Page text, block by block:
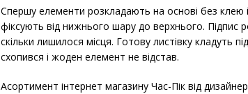
Спершу елементи розкладають на основі без клею
фіксують від нижнього шару до верхнього.
скільки лишилося місця. Готову листівку кладуть
схопився і жоден елемент не відстав.
Асортимент інтернет магазину Час-Пік від